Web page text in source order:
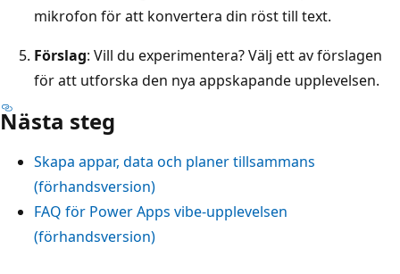
mikrofon för att konvertera din röst till text.
Förslag: Vill du experimentera? Välj ett av förslagen
för att utforska den nya appskapande upplevelsen.
Nästa steg
Skapa appar, data och planer tillsammans
(förhandsversion)
FAQ för Power Apps vibe-upplevelsen
(förhandsversion)